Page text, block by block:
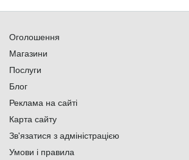
Оголошення
Магазини
Послуги
Блог
Реклама на сайті
Карта сайту
Зв'язатися з адміністрацією
Умови і правила